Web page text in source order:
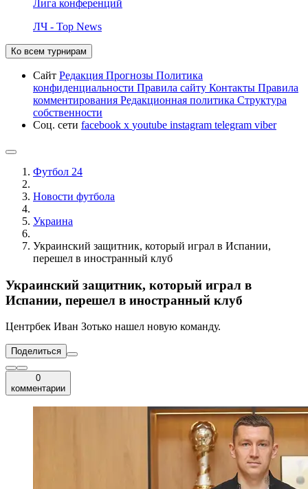
Лига конференций
ЛЧ - Top News
Ко всем турнирам
Сайт Редакция Прогнозы Политика
конфиденциальности Правила сайту Контакты Правила
комментирования Редакционная политика Структура
собственности
Соц. сети facebook x youtube instagram telegram viber
Футбол 24
Новости футбола
Украина
Украинский защитник, который играл в Испании,
перешел в иностранный клуб
Украинский защитник, который играл в
Испании, перешел в иностранный клуб
Центрбек Иван Зотько нашел новую команду.
Поделиться
0
комментарии